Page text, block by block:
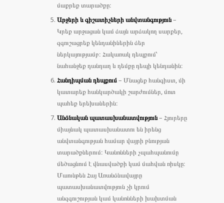
մաքրեք տարածքը։
Արջերի և գիշատիչների անվտանգություն–
Կրեք արջացան կամ ձայն արձակող սարքեր,
զգուշացրեք կենդանիներին ձեր
ներկայությամբ։ Հակառակ դեպքում՝
նահանջեք դանդաղ և դեմքը դեպի կենդանին։
Հանդիպման դեպքում– Մնացեք հանգիստ, մի
կատարեք հանկարծակի շարժումներ, մոտ
պահեք երեխաներին։
Անձնական պատասխանատվություն– Հյուրերը
միայնակ պատասխանատու են իրենց
անվտանգության համար վայրի բնության
տարածքներում։ Կանոնների չպահպանումը
մեծացնում է վնասվածքի կամ մահվան ռիսկը։
Մաունթեն Հայ Առանձնավայրը
պատասխանատվություն չի կրում
անզգուշության կամ կանոնների խախտման